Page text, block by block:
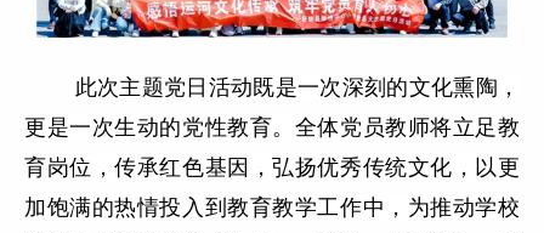
此次主题党日活动既是一次深刻的文化熏陶，
更是一次生动的党性教育。全体党员教师将立足教
育岗位，传承红色基因，弘扬优秀传统文化，以更
加饱满的热情投入到教育教学工作中，为推动学校